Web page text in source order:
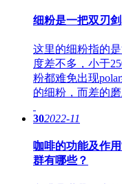
细粉是一把双刃
这里的细粉指的
度差不多，小于
粉都难免出现
的细粉，而差的
302022-11
咖啡的功能及作
群有哪些？